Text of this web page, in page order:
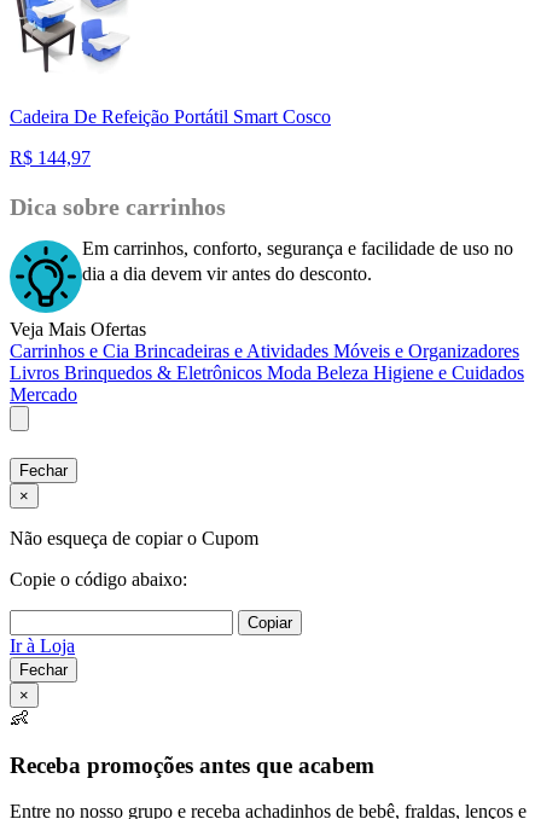
Cadeira De Refeição Portátil Smart Cosco
R$ 144,97
Dica sobre carrinhos
Em carrinhos, conforto, segurança e facilidade de uso no
dia a dia devem vir antes do desconto.
Veja Mais Ofertas
Carrinhos e Cia Brincadeiras e Atividades Móveis e Organizadores
Livros Brinquedos & Eletrônicos Moda Beleza Higiene e Cuidados
Mercado
Fechar
×
Não esqueça de copiar o Cupom
Copie o código abaixo:
Copiar
Ir à Loja
Fechar
×
👶
Receba promoções antes que acabem
Entre no nosso grupo e receba achadinhos de bebê, fraldas, lenços e